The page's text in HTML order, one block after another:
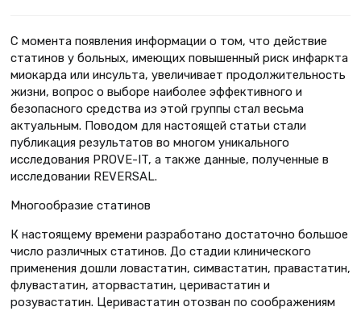
C момента появления информации о том, что действие
статинов у больных, имеющих повышенный риск инфаркта
миокарда или инсульта, увеличивает продолжительность
жизни, вопрос о выборе наиболее эффективного и
безопасного средства из этой группы стал весьма
актуальным. Поводом для настоящей статьи стали
публикация результатов во многом уникального
исследования PROVE-IT, а также данные, полученные в
исследовании REVERSAL.
Многообразие статинов
К настоящему времени разработано достаточно большое
число различных статинов. До стадии клинического
применения дошли ловастатин, симвастатин, правастатин,
флувастатин, аторвастатин, церивастатин и
розувастатин. Церивастатин отозван по соображениям